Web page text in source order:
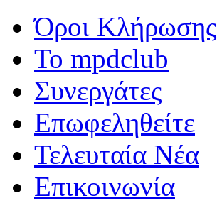
Όροι Κλήρωσης
To mpdclub
Συνεργάτες
Επωφεληθείτε
Τελευταία Νέα
Επικοινωνία